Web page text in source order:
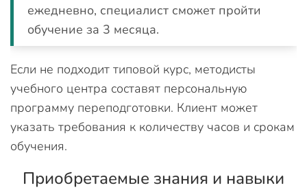
ежедневно, специалист сможет пройти
обучение за 3 месяца.
Если не подходит типовой курс, методисты
учебного центра составят персональную
программу переподготовки. Клиент может
указать требования к количеству часов и срокам
обучения.
Приобретаемые знания и навыки